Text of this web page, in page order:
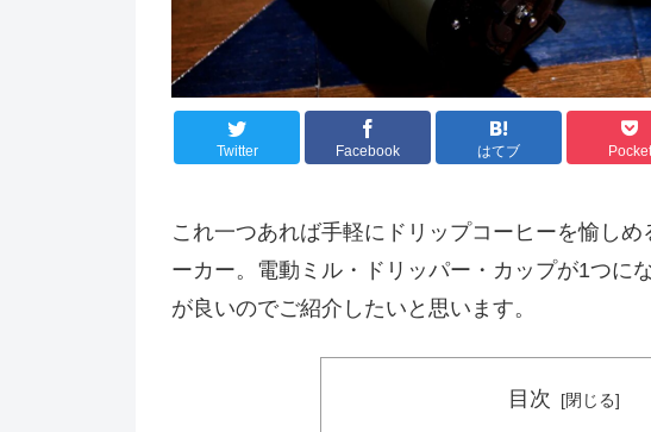
Twitter Facebook はてブ Pocket
これ一つあれば手軽にドリップコーヒーを愉し
ーカー。電動ミル・ドリッパー・カップが1つに
が良いのでご紹介したいと思います。
目次